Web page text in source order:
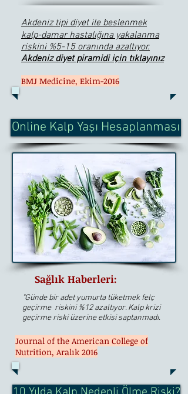
Online Kalp Yaşı Hesaplanması
Sağlık Haberleri:
"Günde bir adet yumurta tüketmek felç
geçirme riskini %12 azaltıyor. Kalp krizi
geçirme riski üzerine etkisi saptanmadı.
Journal of the American College of
Nutrition, Aralık 2016
BMJ Medicine, Ekim-2016
Akdeniz tipi diyet ile beslenmek
kalp-damar hastalığına yakalanma
riskini %5-15 oranında azaltıyor.
Akdeniz diyet piramidi için tıklayınız